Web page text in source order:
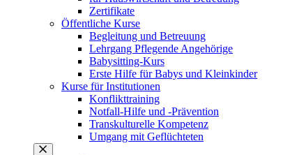
Zertifikate
Öffentliche Kurse
Begleitung und Betreuung
Lehrgang Pflegende Angehörige
Babysitting-Kurs
Erste Hilfe für Babys und Kleinkinder
Kurse für Institutionen
Konflikttraining
Notfall-Hilfe und -Prävention
Transkulturelle Kompetenz
Umgang mit Geflüchteten